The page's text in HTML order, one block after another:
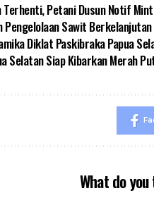
Terhenti, Petani Dusun Notif
Pengelolaan Sawit
Diklat Paskibraka Papua
Selatan Siap Kibarkan Merah
What do